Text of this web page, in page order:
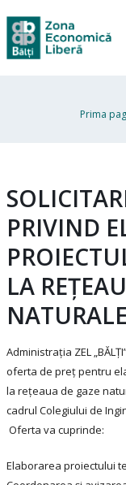
Prima
PRIVIND
LA
NATURALE
Administrația ZEL
oferta de preț pentru
la rețeaua de gaze
cadrul Colegiului de
Oferta va cuprinde:
Elaborarea proiectului